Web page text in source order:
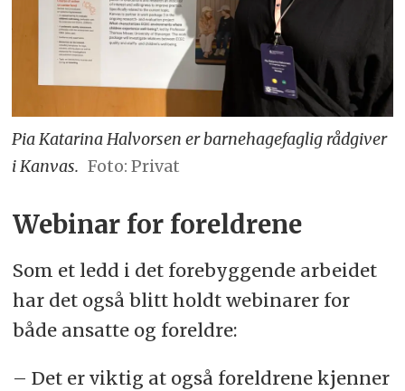
Pia Katarina Halvorsen er barnehagefaglig rådgiver
i Kanvas. Foto: Privat
Webinar for foreldrene
Som et ledd i det forebyggende arbeidet
har det også blitt holdt webinarer for
både ansatte og foreldre:
– Det er viktig at også foreldrene kjenner